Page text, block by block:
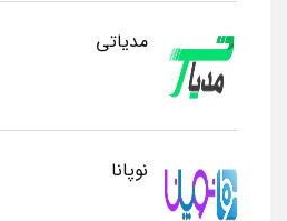
مدیاتی
نوپانا